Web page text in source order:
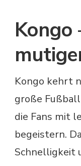
Kongo
Kongo kehrt
große
die Fans mit
begeistern.
Schnelligkeit